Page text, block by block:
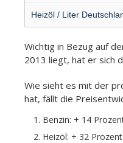
Heizöl / Liter
Wichtig in Bezug auf
2013 liegt, hat er sich
Wie sieht es mit der
hat, fällt die
Benzin: + 14
Heizöl: + 32 Prozent